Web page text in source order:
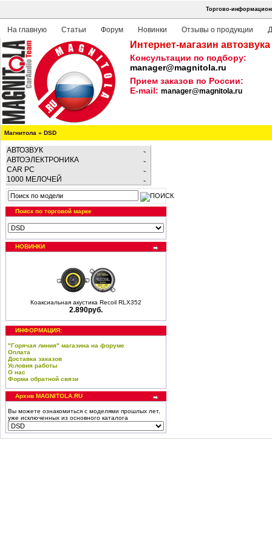
Торгово-
На главную Статьи Форум Новинки Отзывы о продукции
Интернет-магазин
Консультации по подбору:
manager@magnitola.ru
Прием заказов по России:
E-mail: manager@magnitola.ru
Магнитола » DSD
АВТОЗВУК
АВТОЭЛЕКТРОНИКА
CAR PC
1000 МЕЛОЧЕЙ
Поиск по торговой марке
НОВИНКИ
Коаксиальная акустика Recoil RLX352
2.890руб.
ИНФОРМАЦИЯ:
"Горячая линия" магазина на форуме
Оплата
Доставка заказов
Условия работы
О нас
Форма обратной связи
Архив MAGNITOLA.RU
Вы можете ознакомиться с моделями прошлых лет,
уже исключенных из основного каталога